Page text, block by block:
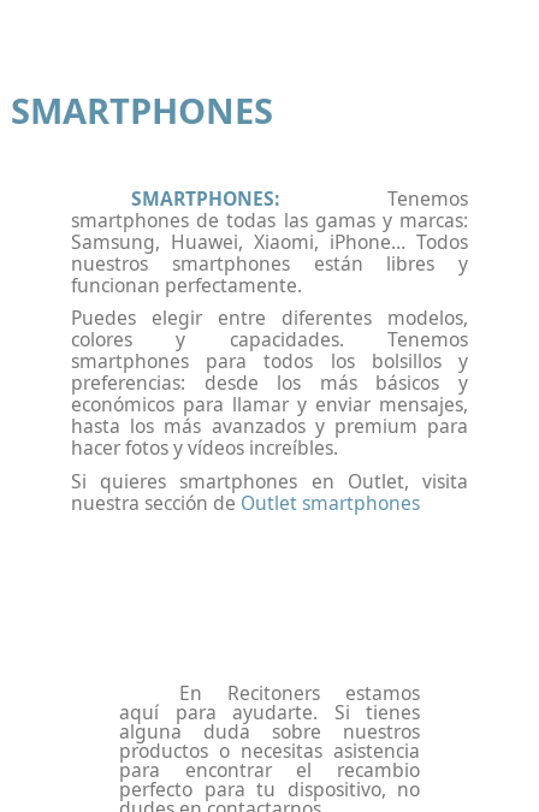
SMARTPHONES
SMARTPHONES: Tenemos
smartphones de todas las gamas y marcas:
Samsung, Huawei, Xiaomi, iPhone… Todos
nuestros smartphones están libres y
funcionan perfectamente.
Puedes elegir entre diferentes modelos,
colores y capacidades. Tenemos
smartphones para todos los bolsillos y
preferencias: desde los más básicos y
económicos para llamar y enviar mensajes,
hasta los más avanzados y premium para
hacer fotos y vídeos increíbles.
Si quieres smartphones en Outlet, visita
nuestra sección de Outlet smartphones
En Recitoners estamos
aquí para ayudarte. Si tienes
alguna duda sobre nuestros
productos o necesitas asistencia
para encontrar el recambio
perfecto para tu dispositivo, no